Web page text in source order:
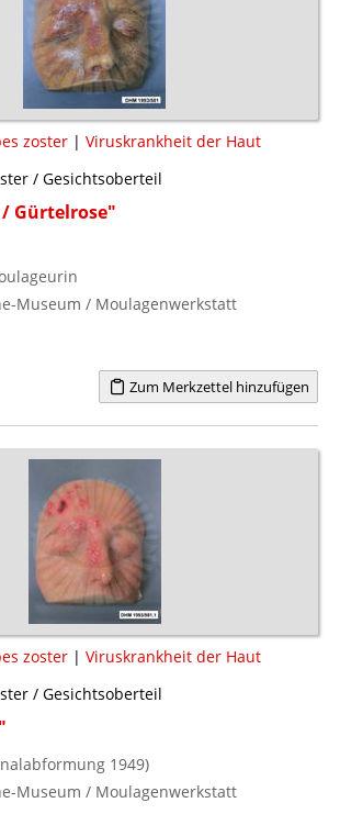
zoster | Viruskrankheit der Haut
/ Gesichtsoberteil
Gürtelrose"
Museum / Moulagenwerkstatt
Zum Merkzettel hinzufügen
zoster | Viruskrankheit der Haut
/ Gesichtsoberteil
1949)
Museum / Moulagenwerkstatt